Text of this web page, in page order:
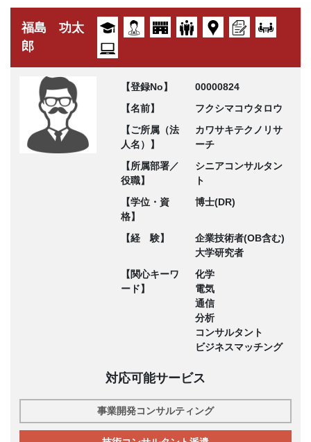
福島 功太
郎
【登録No】
00000824
【名前】
フクシマコウタロウ
【ご所属（法
人名）】
カワサキテクノリサ
ーチ
【所属部署／
役職】
シニアコンサルタン
ト
【学位・資
格】
博士(DR)
【経 験】
企業技術者(OB含む)
大学研究者
【関心キーワ
ード】
化学
電気
通信
分析
コンサルタント
ビジネスマッチング
対応可能サービス
事業開発コンサルティング